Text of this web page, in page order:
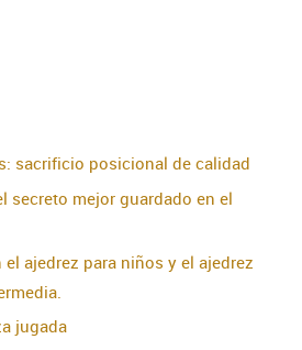
sacrificio posicional de calidad
secreto mejor guardado en el
ajedrez para niños y el ajedrez
jugada